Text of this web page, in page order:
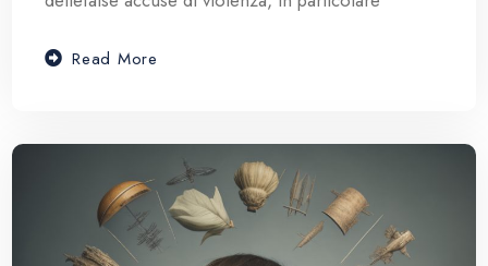
Read More